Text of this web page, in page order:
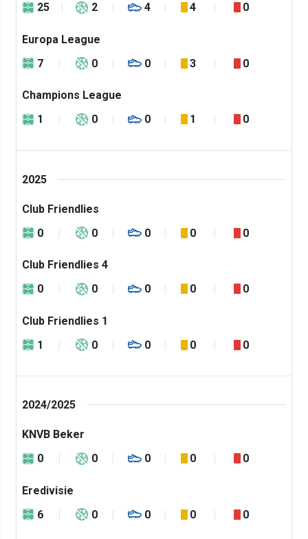
25
2 4 4 0
Europa League
7
0 0 3 0
Champions League
1
0 0 1 0
2025
Club Friendlies
0
0 0 0 0
Club Friendlies 4
0
0 0 0 0
Club Friendlies 1
1
0 0 0 0
2024/2025
KNVB Beker
0
0 0 0 0
Eredivisie
6
0 0 0 0